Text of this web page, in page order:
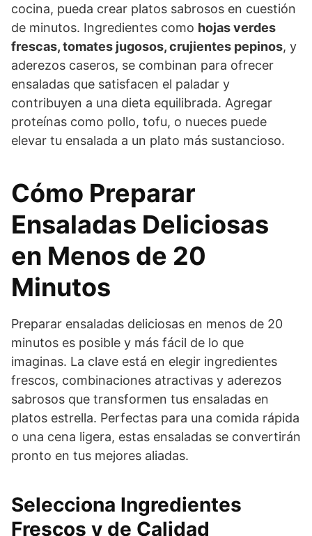
cocina, pueda crear platos sabrosos en cuestión
de minutos. Ingredientes como hojas verdes
frescas, tomates jugosos, crujientes pepinos, y
aderezos caseros, se combinan para ofrecer
ensaladas que satisfacen el paladar y
contribuyen a una dieta equilibrada. Agregar
proteínas como pollo, tofu, o nueces puede
elevar tu ensalada a un plato más sustancioso.
Cómo Preparar
Ensaladas Deliciosas
en Menos de 20
Minutos
Preparar ensaladas deliciosas en menos de 20
minutos es posible y más fácil de lo que
imaginas. La clave está en elegir ingredientes
frescos, combinaciones atractivas y aderezos
sabrosos que transformen tus ensaladas en
platos estrella. Perfectas para una comida rápida
o una cena ligera, estas ensaladas se convertirán
pronto en tus mejores aliadas.
Selecciona Ingredientes
Frescos y de Calidad